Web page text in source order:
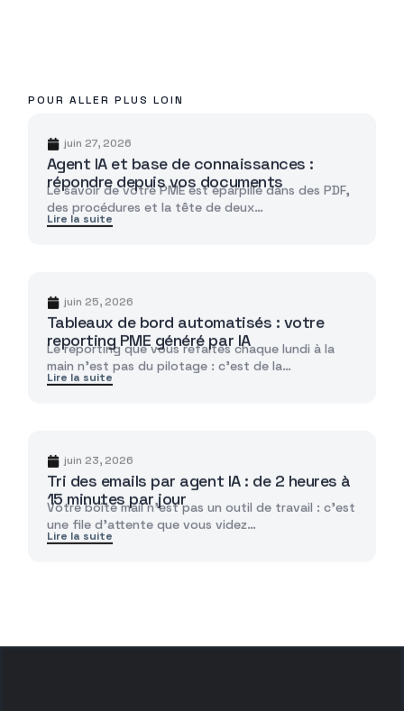
POUR ALLER PLUS LOIN
juin 27, 2026
Agent IA et base de connaissances :
répondre depuis vos documents
Le savoir de votre PME est éparpillé dans des PDF,
des procédures et la tête de deux…
Lire la suite
juin 25, 2026
Tableaux de bord automatisés : votre
reporting PME généré par IA
Le reporting que vous refaites chaque lundi à la
main n'est pas du pilotage : c'est de la…
Lire la suite
juin 23, 2026
Tri des emails par agent IA : de 2 heures à
15 minutes par jour
Votre boîte mail n'est pas un outil de travail : c'est
une file d'attente que vous videz…
Lire la suite